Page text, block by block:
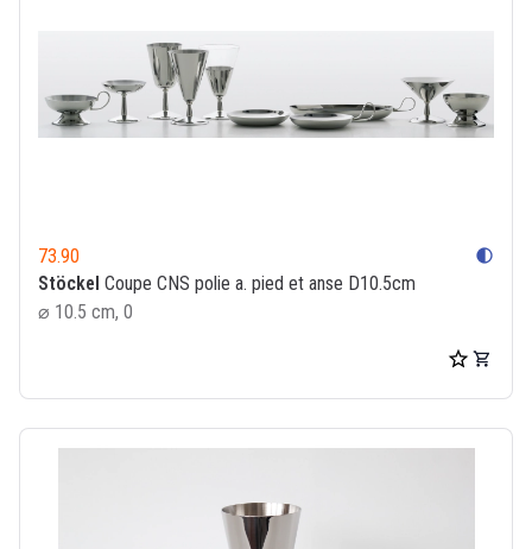
73.90 contrast
Stöckel Coupe CNS polie a. pied et anse D10.5cm
⌀ 10.5 cm, 0